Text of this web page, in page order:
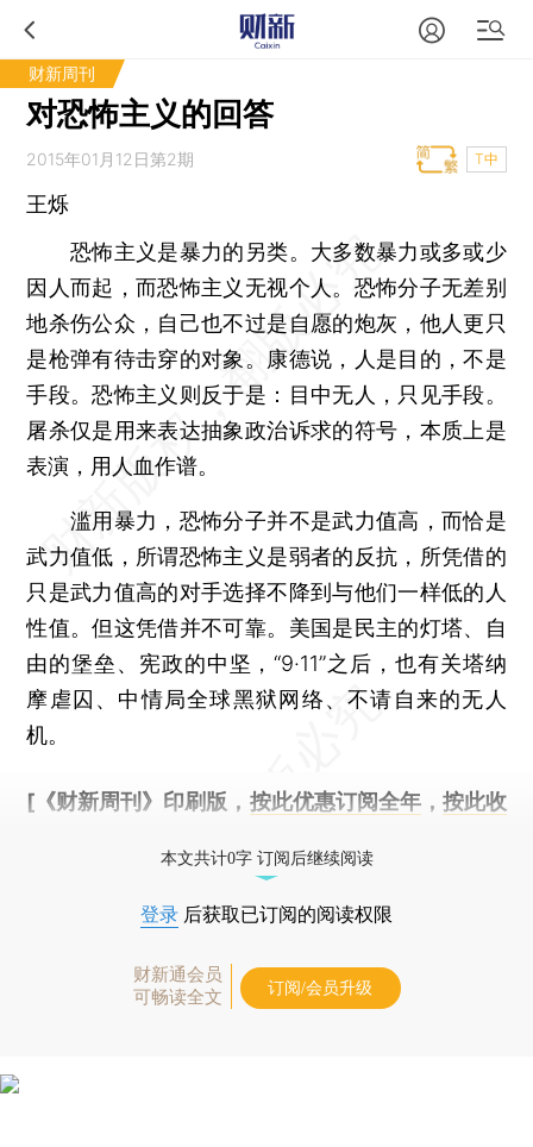
财新周刊
对恐怖主义的回答
2015年01月12日第2期 T中
王烁
恐怖主义是暴力的另类。大多数暴力或多或少
因人而起，而恐怖主义无视个人。恐怖分子无差别
地杀伤公众，自己也不过是自愿的炮灰，他人更只
是枪弹有待击穿的对象。康德说，人是目的，不是
手段。恐怖主义则反于是：目中无人，只见手段。
屠杀仅是用来表达抽象政治诉求的符号，本质上是
表演，用人血作谱。
滥用暴力，恐怖分子并不是武力值高，而恰是
武力值低，所谓恐怖主义是弱者的反抗，所凭借的
只是武力值高的对手选择不降到与他们一样低的人
性值。但这凭借并不可靠。美国是民主的灯塔、自
由的堡垒、宪政的中坚，“9·11”之后，也有关塔纳
摩虐囚、中情局全球黑狱网络、不请自来的无人
机。
[《财新周刊》印刷版， 按此优惠订阅全年， 按此收
本文共计0字 订阅后继续阅读
登录 后获取已订阅的阅读权限
财新通会员
可畅读全文
订阅/会员升级